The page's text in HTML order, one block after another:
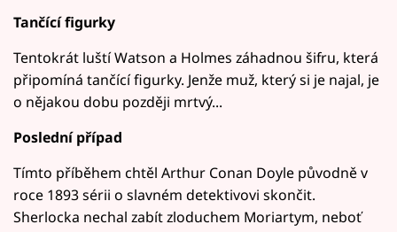
Tančící figurky
Tentokrát luští Watson a Holmes záhadnou šifru, která
připomíná tančící figurky. Jenže muž, který si je najal, je
o nějakou dobu později mrtvý...
Poslední případ
Tímto příběhem chtěl Arthur Conan Doyle původně v
roce 1893 sérii o slavném detektivovi skončit.
Sherlocka nechal zabít zloduchem Moriartym, neboť